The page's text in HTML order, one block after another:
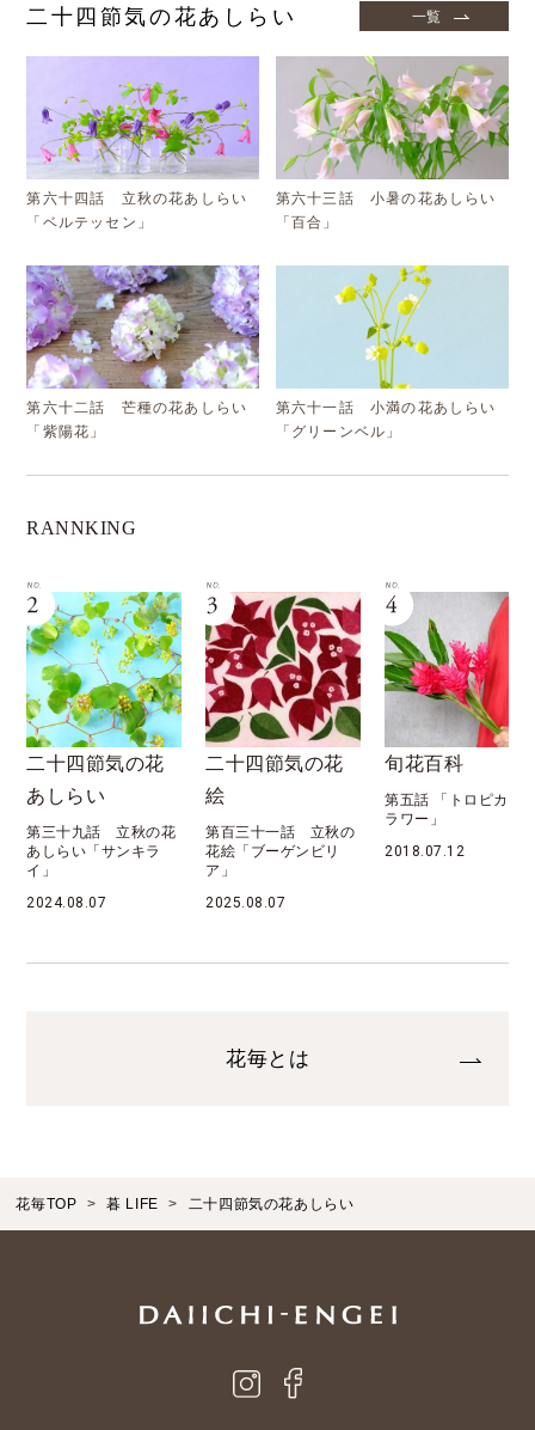
二十四節気の花あしらい 一覧
第六十四話 立秋の花あしらい
「ベルテッセン」
第六十三話 小暑の花あしらい
「百合」
第六十二話 芒種の花あしらい
「紫陽花」
第六十一話 小満の花あしらい
「グリーンベル」
RANNKING
二十四節気の花
絵
第百三十一話 立秋の
花絵「ブーゲンビリ
ア」
2025.08.07
旬花百科
第五話 「トロピカルフ
2018.07.12
花月暦
第六十九話 「八月
秋 処暑」
2022.08.07
花毎とは
花毎TOP 暮 LIFE 二十四節気の花あしらい